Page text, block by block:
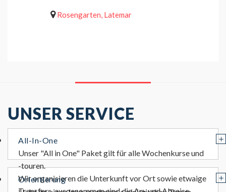
Rosengarten, Latemar
UNSER SERVICE
All-In-One
Unser "All in One" Paket gilt für alle Wochenkurse und
-touren.
Wir organisieren die Unterkunft vor Ort sowie etwaige
Orientierung